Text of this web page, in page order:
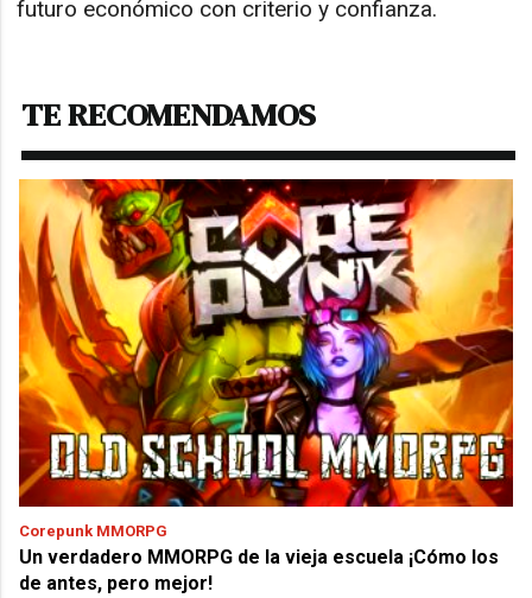
futuro económico con criterio y confianza.
TE RECOMENDAMOS
Corepunk MMORPG
Un verdadero MMORPG de la vieja escuela ¡Cómo los
de antes, pero mejor!